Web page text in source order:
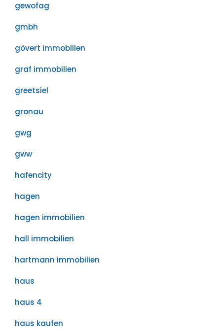
gewofag
gmbh
gövert immobilien
graf immobilien
greetsiel
gronau
gwg
gww
hafencity
hagen
hagen immobilien
hall immobilien
hartmann immobilien
haus
haus 4
haus kaufen